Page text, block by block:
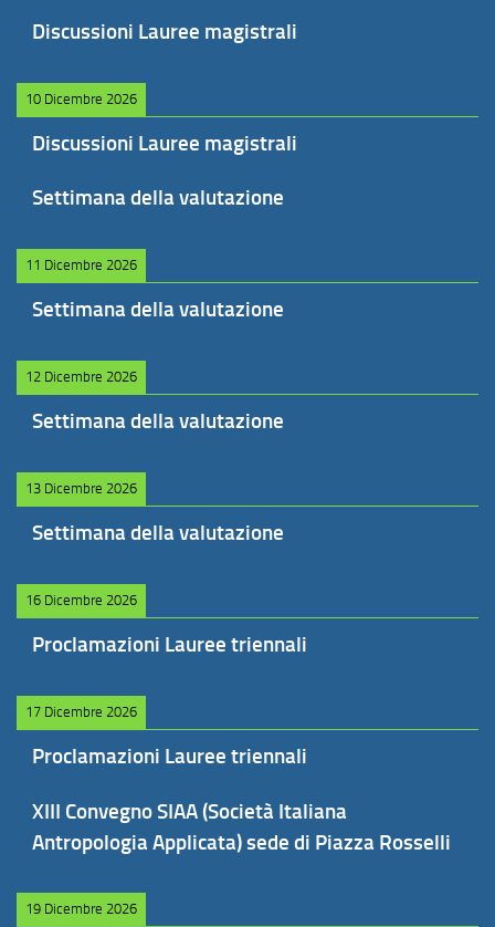
Discussioni Lauree magistrali
10 Dicembre 2026
Discussioni Lauree magistrali
Settimana della valutazione
11 Dicembre 2026
Settimana della valutazione
12 Dicembre 2026
Settimana della valutazione
13 Dicembre 2026
Settimana della valutazione
16 Dicembre 2026
Proclamazioni Lauree triennali
17 Dicembre 2026
Proclamazioni Lauree triennali
XIII Convegno SIAA (Società Italiana
Antropologia Applicata) sede di Piazza Rosselli
19 Dicembre 2026